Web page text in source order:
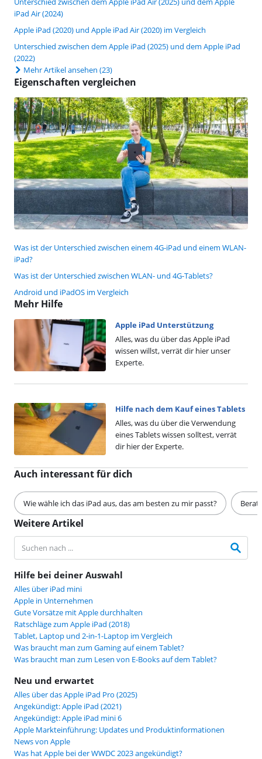
iPad Air (2024)
Apple iPad (2020) und Apple iPad Air (2020) im Vergleich
Unterschied zwischen dem Apple iPad (2025) und dem Apple iPad
(2022)
Mehr Artikel ansehen (23)
Eigenschaften vergleichen
Was ist der Unterschied zwischen einem 4G-iPad und einem WLAN-
iPad?
Was ist der Unterschied zwischen WLAN- und 4G-Tablets?
Android und iPadOS im Vergleich
Mehr Hilfe
Apple iPad Unterstützung
Alles, was du über das Apple iPad
wissen willst, verrät dir hier unser
Experte.
Hilfe nach dem Kauf eines Tablets
Alles, was du über die Verwendung
eines Tablets wissen solltest, verrät
dir hier der Experte.
Auch interessant für dich
Wie wähle ich das iPad aus, das am besten zu mir passt?
Weitere Artikel
Hilfe bei deiner Auswahl
Alles über iPad mini
Apple in Unternehmen
Gute Vorsätze mit Apple durchhalten
Ratschläge zum Apple iPad (2018)
Tablet, Laptop und 2-in-1-Laptop im Vergleich
Was braucht man zum Gaming auf einem Tablet?
Was braucht man zum Lesen von E-Books auf dem Tablet?
Neu und erwartet
Alles über das Apple iPad Pro (2025)
Angekündigt: Apple iPad (2021)
Angekündigt: Apple iPad mini 6
Apple Markteinführung: Updates und Produktinformationen
News von Apple
Was hat Apple bei der WWDC 2023 angekündigt?